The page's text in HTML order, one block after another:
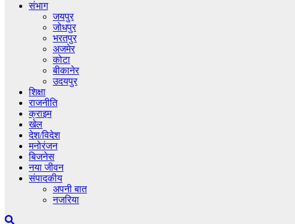
संभाग
जयपुर
जोधपुर
भरतपुर
अजमेर
कोटा
बीकानेर
उदयपुर
शिक्षा
राजनीति
क्राइम
खेल
देश/विदेश
मनोरंजन
बिजनेस
नया जीवन
संपादकीय
अपनी बात
नजरिया